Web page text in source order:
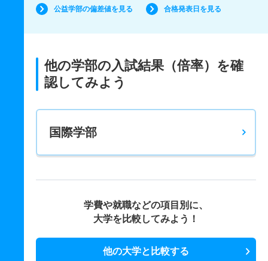
公益学部の偏差値を見る
合格発表日を見る
他の学部の入試結果（倍率）を確
認してみよう
国際学部
学費や就職などの項目別に、
大学を比較してみよう！
他の大学と比較する